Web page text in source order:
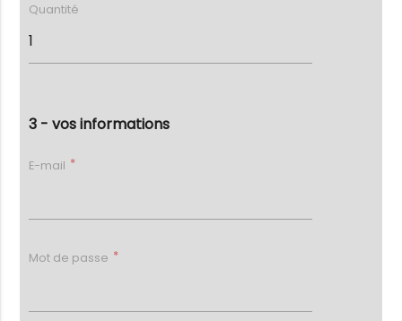
Quantité
3 - vos informations
E-mail
Mot de passe